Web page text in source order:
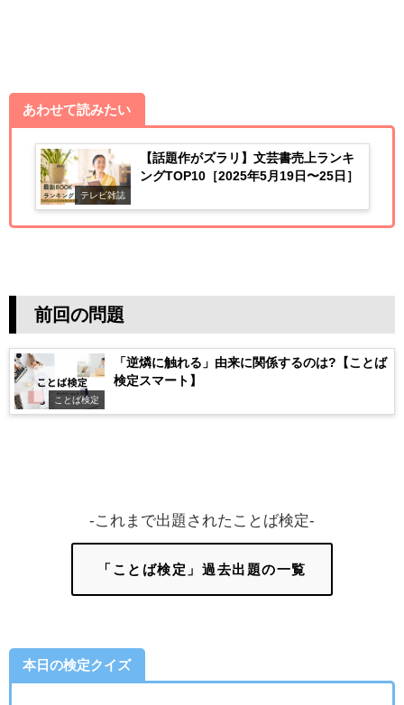
あわせて読みたい
テレビ雑誌
【話題作がズラリ】文芸書売上ランキ
ングTOP10［2025年5月19日〜25日］
前回の問題
ことば検定
「逆燐に触れる」由来に関係するのは?【ことば
検定スマート】
-これまで出題されたことば検定-
「ことば検定」過去出題の一覧
本日の検定クイズ